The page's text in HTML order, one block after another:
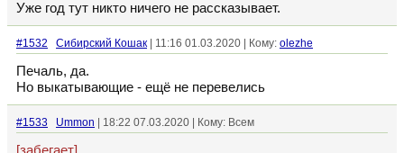
Уже год тут никто ничего не рассказывает.
#1532 Сибирский Кошак | 11:16 01.03.2020 | Кому: olezhe
Печаль, да.
Но выкатывающие - ещё не перевелись
#1533 Ummon | 18:22 07.03.2020 | Кому: Всем